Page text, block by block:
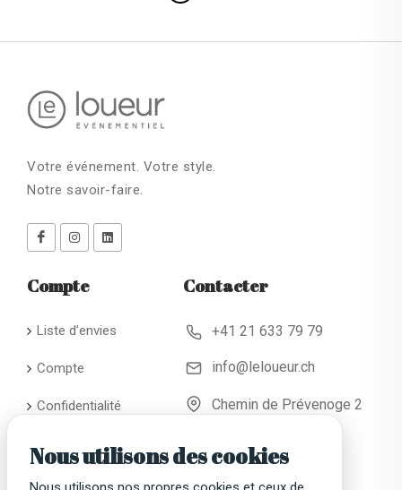
Votre événement. Votre style.
Notre savoir-faire.
Compte
Liste d’envies
Compte
Confidentialité
générales de
location
Contacter
+41 21 633 79 79
info@leloueur.ch
Chemin de Prévenoge 2
Nous utilisons des cookies